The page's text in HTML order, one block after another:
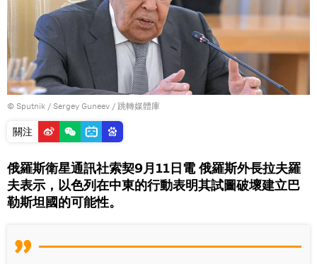
© Sputnik / Sergey Guneev / 跳轉媒體庫
關注
俄羅斯衛星通訊社索契9月11日電 俄羅斯外長拉夫羅
夫表示，以色列在中東的行動表明其試圖破壞建立巴
勒斯坦國的可能性。